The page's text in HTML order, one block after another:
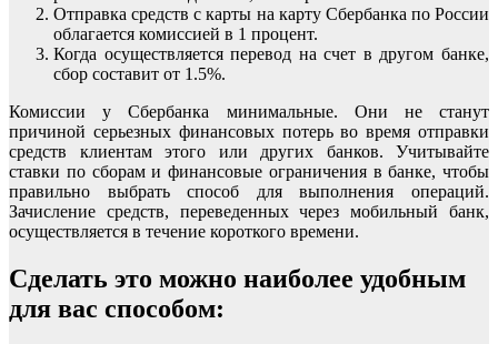
Отправка средств с карты на карту Сбербанка по России
облагается комиссией в 1 процент.
Когда осуществляется перевод на счет в другом банке,
сбор составит от 1.5%.
Комиссии у Сбербанка минимальные. Они не станут
причиной серьезных финансовых потерь во время отправки
средств клиентам этого или других банков. Учитывайте
ставки по сборам и финансовые ограничения в банке, чтобы
правильно выбрать способ для выполнения операций.
Зачисление средств, переведенных через мобильный банк,
осуществляется в течение короткого времени.
Сделать это можно наиболее удобным
для вас способом: